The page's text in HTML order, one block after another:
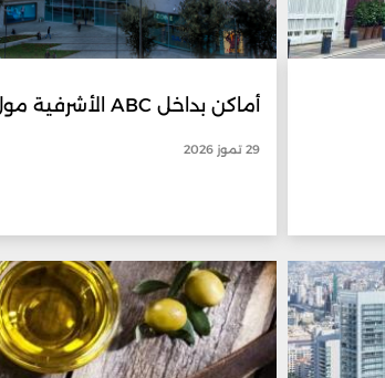
أماكن بداخل ABC الأشرفية مول
29 تموز 2026